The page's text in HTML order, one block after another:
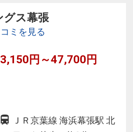
グス幕張
ミを見る
3,150円～47,700円
ＪＲ京葉線 海浜幕張駅 北